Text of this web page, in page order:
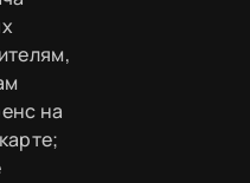
на